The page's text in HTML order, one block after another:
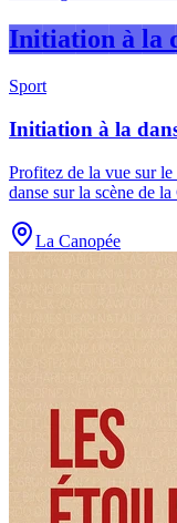
Initiation à la
Sport
Initiation à la
Profitez de la vue sur
danse sur la scène de la
La Canopée